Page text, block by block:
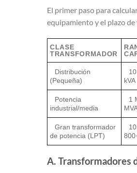
El primer paso para
equipamiento y el plazo
CLASE
TRANSFORMADOR
Distribución
(Pequeña)
kVA
Potencia
industrial/media
1
Gran transformador
de potencia (LPT)
A. Transformadores